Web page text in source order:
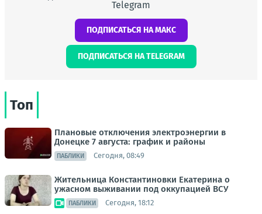
Telegram
ПОДПИСАТЬСЯ НА МАКС
ПОДПИСАТЬСЯ НА TELEGRAM
Топ
Плановые отключения электроэнергии в
Донецке 7 августа: график и районы
ПАБЛИКИ Сегодня, 08:49
Жительница Константиновки Екатерина о
ужасном выживании под оккупацией ВСУ
ПАБЛИКИ Сегодня, 18:12